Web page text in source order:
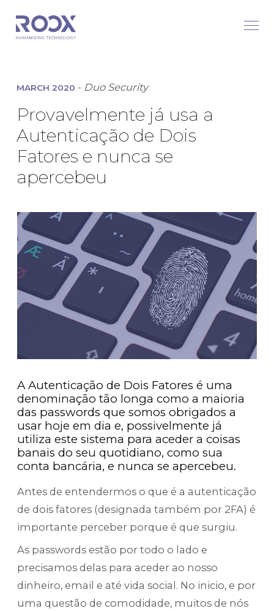
MARCH 2020 - Duo Security
Provavelmente já usa a
Autenticação de Dois
Fatores e nunca se
apercebeu
A Autenticação de Dois Fatores é uma
denominação tão longa como a maioria
das passwords que somos obrigados a
usar hoje em dia e, possivelmente já
utiliza este sistema para aceder a coisas
banais do seu quotidiano, como sua
conta bancária, e nunca se apercebeu.
Antes de entendermos o que é a autenticação
de dois fatores (designada também por 2FA) é
importante perceber porque é que surgiu.
As passwords estão por todo o lado e
precisamos delas para aceder ao nosso
dinheiro, email e até vida social. No inicio, e por
uma questão de comodidade, muitos de nós